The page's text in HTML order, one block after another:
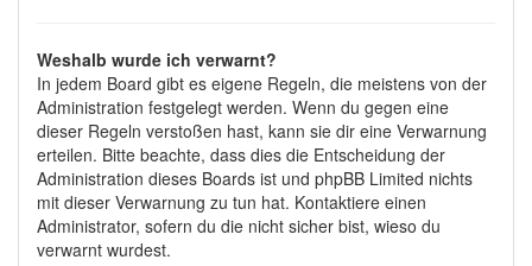
Weshalb wurde ich verwarnt?
In jedem Board gibt es eigene Regeln, die meistens von der
Administration festgelegt werden. Wenn du gegen eine
dieser Regeln verstoßen hast, kann sie dir eine Verwarnung
erteilen. Bitte beachte, dass dies die Entscheidung der
Administration dieses Boards ist und phpBB Limited nichts
mit dieser Verwarnung zu tun hat. Kontaktiere einen
Administrator, sofern du die nicht sicher bist, wieso du
verwarnt wurdest.